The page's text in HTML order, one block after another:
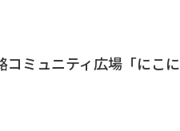
ミュニティ広場「にこに